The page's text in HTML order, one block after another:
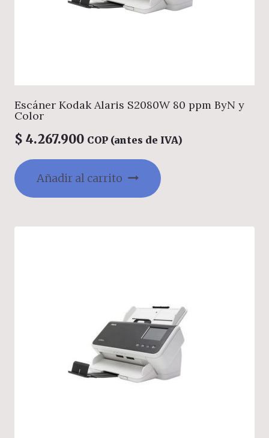
Escáner Kodak Alaris S2080W 80 ppm ByN y
Color
$ 4.267.900 COP (antes de IVA)
Añadir al carrito